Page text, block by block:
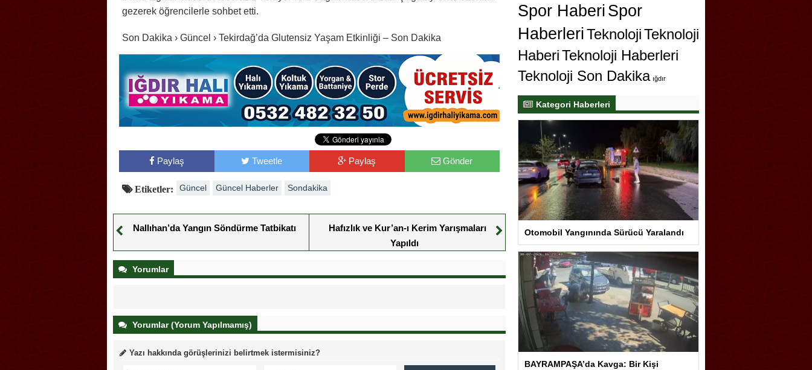
gezerek öğrencilerle sohbet etti.
Son Dakika › Güncel › Tekirdağ’da Glutensiz Yaşam Etkinliği – Son Dakika
Paylaş Tweetle Paylaş Gönder
Etiketler: Güncel Güncel Haberler Sondakika
Nallıhan’da Yangın Söndürme Tatbikatı
Hafızlık ve Kur’an-ı Kerim Yarışmaları
Yapıldı
Yorumlar
Yorumlar (Yorum Yapılmamış)
Yazı hakkında görüşlerinizi belirtmek istermisiniz?
Spor Haberi Spor
HaberleriTeknolojiTeknoloji
HaberiTeknoloji Haberleri
Teknoloji Son Dakika ığdır
Kategori Haberleri
Otomobil Yangınında Sürücü Yaralandı
BAYRAMPAŞA’da Kavga: Bir Kişi